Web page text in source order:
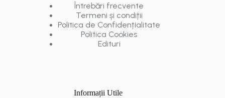
Întrebări frecvente
Termeni și condiții
Politica de Confidențialitate
Politica Cookies
Edituri
Informații Utile